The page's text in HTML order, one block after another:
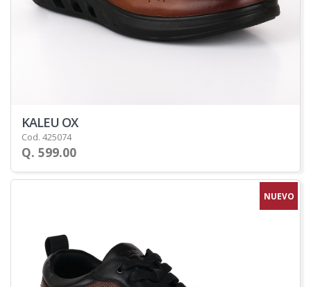
KALEU OX
Cod. 425074
Q. 599.00
NUEVO